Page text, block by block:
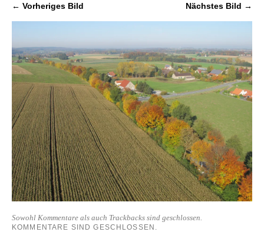
← Vorheriges Bild Nächstes Bild →
Sowohl Kommentare als auch Trackbacks sind geschlossen.
KOMMENTARE SIND GESCHLOSSEN.